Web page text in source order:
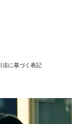
法に基づく表記